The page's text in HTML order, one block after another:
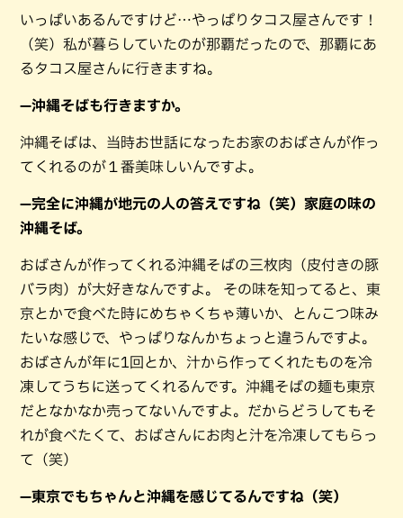
いっぱいあるんですけど…やっぱりタコス屋さんです！
（笑）私が暮らしていたのが那覇だったので、那覇にあ
るタコス屋さんに行きますね。
—沖縄そばも行きますか。
沖縄そばは、当時お世話になったお家のおばさんが作っ
てくれるのが１番美味しいんですよ。
—完全に沖縄が地元の人の答えですね（笑）家庭の味の
沖縄そば。
おばさんが作ってくれる沖縄そばの三枚肉（皮付きの豚
バラ肉）が大好きなんですよ。 その味を知ってると、東
京とかで食べた時にめちゃくちゃ薄いか、とんこつ味み
たいな感じで、やっぱりなんかちょっと違うんですよ。
おばさんが年に1回とか、汁から作ってくれたものを冷
凍してうちに送ってくれるんです。沖縄そばの麺も東京
だとなかなか売ってないんですよ。だからどうしてもそ
れが食べたくて、おばさんにお肉と汁を冷凍してもらっ
て（笑）
—東京でもちゃんと沖縄を感じてるんですね（笑）